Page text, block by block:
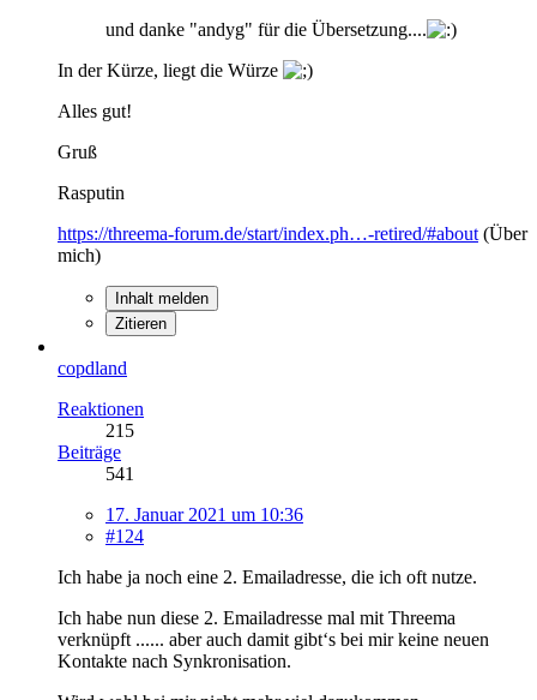
und danke "andyg" für die Übersetzung....
In der Kürze, liegt die Würze
Alles gut!
Gruß
Rasputin
https://threema-forum.de/start/index.ph…-retired/#about (Über
mich)
Inhalt melden
Zitieren
copdland
Reaktionen
215
Beiträge
541
17. Januar 2021 um 10:36
#124
Ich habe ja noch eine 2. Emailadresse, die ich oft nutze.
Ich habe nun diese 2. Emailadresse mal mit Threema
verknüpft ...... aber auch damit gibt‘s bei mir keine neuen
Kontakte nach Synkronisation.